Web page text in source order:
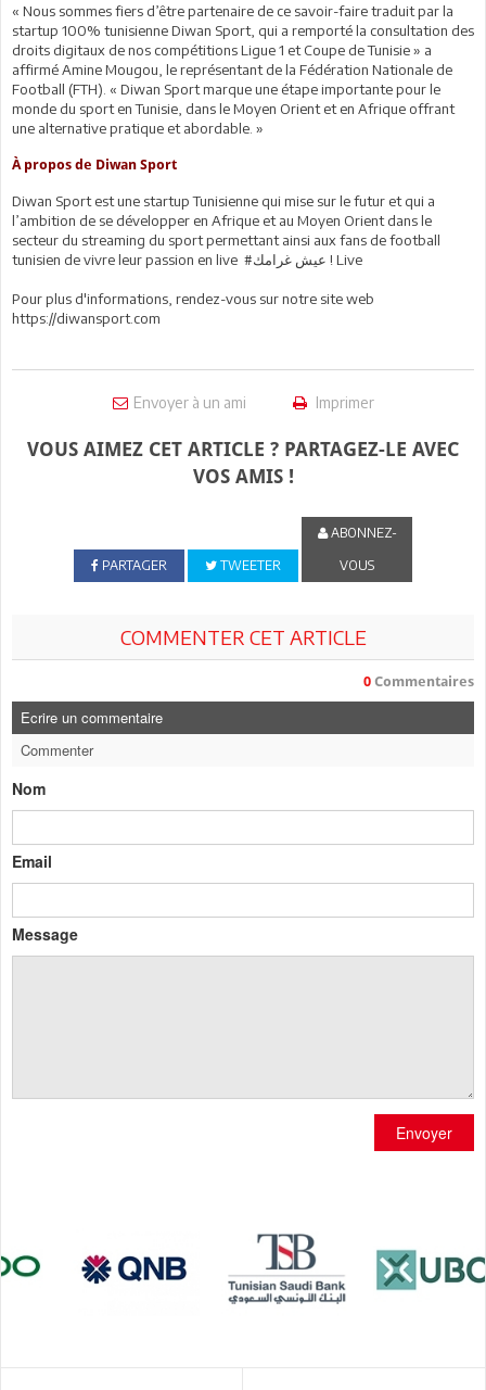
« Nous sommes fiers d’être partenaire de ce savoir-faire traduit par la
startup 100% tunisienne Diwan Sport, qui a remporté la consultation des
droits digitaux de nos compétitions Ligue 1 et Coupe de Tunisie » a
affirmé Amine Mougou, le représentant de la Fédération Nationale de
Football (FTH). « Diwan Sport marque une étape importante pour le
monde du sport en Tunisie, dans le Moyen Orient et en Afrique offrant
une alternative pratique et abordable. »
À propos de Diwan Sport
Diwan Sport est une startup Tunisienne qui mise sur le futur et qui a
l’ambition de se développer en Afrique et au Moyen Orient dans le
secteur du streaming du sport permettant ainsi aux fans de football
tunisien de vivre leur passion en live #عيش غرامك ! Live
Pour plus d'informations, rendez-vous sur notre site web
https://diwansport.com
Envoyer à un ami Imprimer
VOUS AIMEZ CET ARTICLE ? PARTAGEZ-LE AVEC
VOS AMIS !
PARTAGER TWEETER
ABONNEZ-
VOUS
COMMENTER CET ARTICLE
0 Commentaires
Ecrire un commentaire
Commenter
Nom
Email
Message
Envoyer